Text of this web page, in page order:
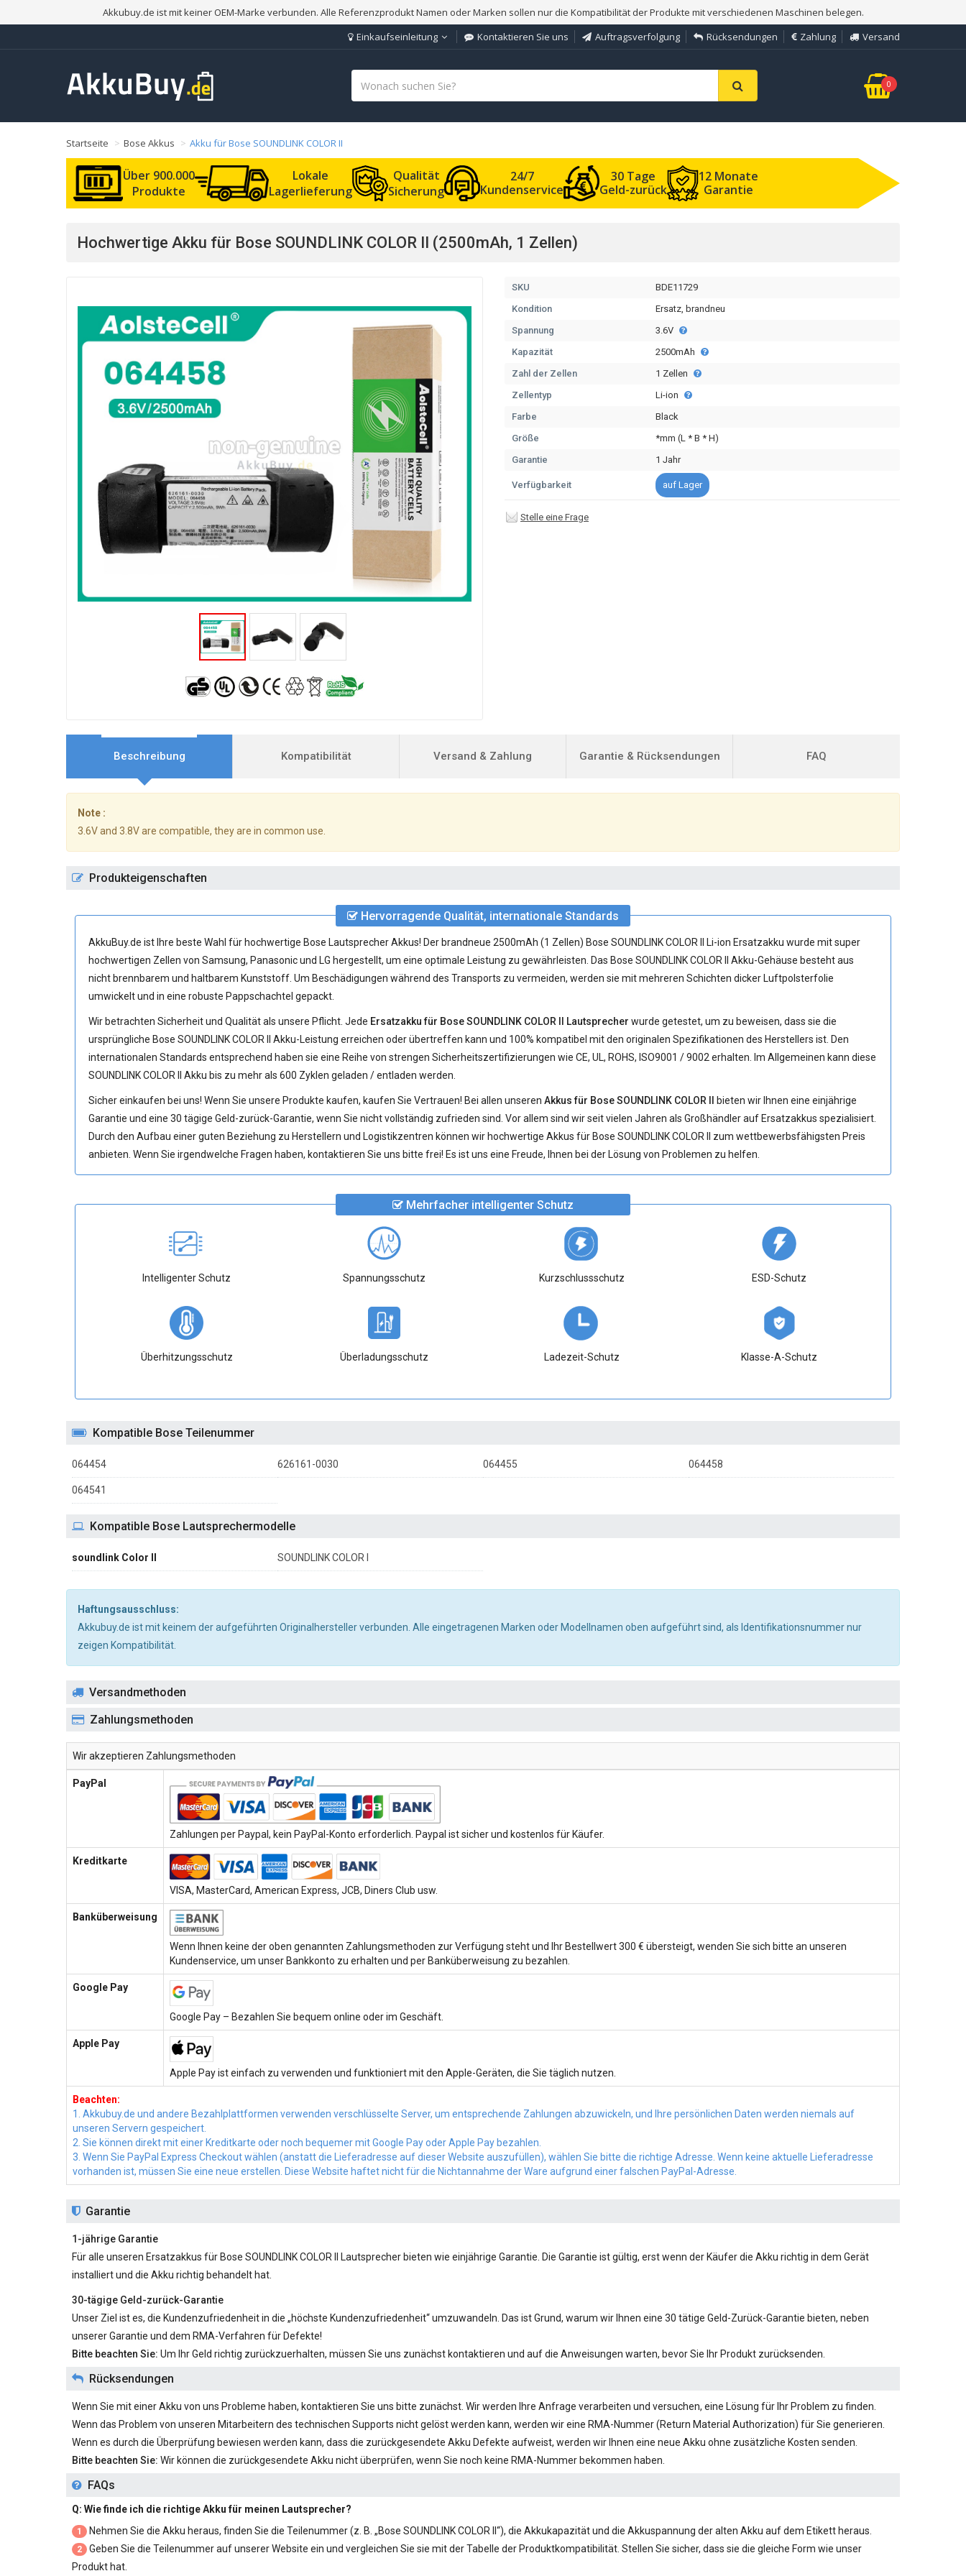
Akkubuy.de ist mit keiner OEM-Marke verbunden. Alle Referenzprodukt Namen oder Marken sollen nur die Kompatibilität der Produkte mit verschiedenen Maschinen belegen.
Einkaufseinleitung
Kontaktieren Sie uns Auftragsverfolgung Rücksendungen Zahlung Versand
0
Startseite Bose Akkus Akku für Bose SOUNDLINK COLOR II
Über 900.000
Produkte
Lokale
Lagerlieferung
Qualität
Sicherung
24/7
Kundenservice
30 Tage
Geld-zurück
12 Monate
Garantie
Hochwertige Akku für Bose SOUNDLINK COLOR II (2500mAh, 1 Zellen)
SKU
BDE11729
Kondition
Ersatz, brandneu
Spannung
3.6V
Kapazität
2500mAh
Zahl der Zellen
1 Zellen
Zellentyp
Li-ion
Farbe
Black
Größe
*mm (L * B * H)
Garantie
1 Jahr
Verfügbarkeit auf Lager
Stelle eine Frage
Beschreibung Kompatibilität Versand & Zahlung Garantie & Rücksendungen FAQ
Note :
3.6V and 3.8V are compatible, they are in common use.
Produkteigenschaften
Hervorragende Qualität, internationale Standards
AkkuBuy.de ist Ihre beste Wahl für hochwertige Bose Lautsprecher Akkus! Der brandneue 2500mAh (1 Zellen) Bose SOUNDLINK COLOR II Li-ion Ersatzakku wurde mit super
hochwertigen Zellen von Samsung, Panasonic und LG hergestellt, um eine optimale Leistung zu gewährleisten. Das Bose SOUNDLINK COLOR II Akku-Gehäuse besteht aus
nicht brennbarem und haltbarem Kunststoff. Um Beschädigungen während des Transports zu vermeiden, werden sie mit mehreren Schichten dicker Luftpolsterfolie
umwickelt und in eine robuste Pappschachtel gepackt.
Wir betrachten Sicherheit und Qualität als unsere Pflicht. Jede Ersatzakku für Bose SOUNDLINK COLOR II Lautsprecher wurde getestet, um zu beweisen, dass sie die
ursprüngliche Bose SOUNDLINK COLOR II Akku-Leistung erreichen oder übertreffen kann und 100% kompatibel mit den originalen Spezifikationen des Herstellers ist. Den
internationalen Standards entsprechend haben sie eine Reihe von strengen Sicherheitszertifizierungen wie CE, UL, ROHS, ISO9001 / 9002 erhalten. Im Allgemeinen kann diese
SOUNDLINK COLOR II Akku bis zu mehr als 600 Zyklen geladen / entladen werden.
Sicher einkaufen bei uns! Wenn Sie unsere Produkte kaufen, kaufen Sie Vertrauen! Bei allen unseren Akkus für Bose SOUNDLINK COLOR II
bieten wir Ihnen eine einjährige
Garantie und eine 30 tägige Geld-zurück-Garantie, wenn Sie nicht vollständig zufrieden sind. Vor allem sind wir seit vielen Jahren als Großhändler auf Ersatzakkus spezialisiert.
Durch den Aufbau einer guten Beziehung zu Herstellern und Logistikzentren können wir hochwertige Akkus für Bose SOUNDLINK COLOR II zum wettbewerbsfähigsten Preis
anbieten. Wenn Sie irgendwelche Fragen haben, kontaktieren Sie uns bitte frei! Es ist uns eine Freude, Ihnen bei der Lösung von Problemen zu helfen.
Mehrfacher intelligenter Schutz
Intelligenter Schutz Spannungsschutz Kurzschlussschutz ESD-Schutz
Überhitzungsschutz Überladungsschutz Ladezeit-Schutz Klasse-A-Schutz
Kompatible Bose Teilenummer
064454 626161-0030 064455 064458
064541
Kompatible Bose Lautsprechermodelle
soundlink Color II SOUNDLINK COLOR I
Haftungsausschluss:
Akkubuy.de ist mit keinem der aufgeführten Originalhersteller verbunden. Alle eingetragenen Marken oder Modellnamen oben aufgeführt sind, als Identifikationsnummer nur
zeigen Kompatibilität.
Versandmethoden
Zahlungsmethoden
Wir akzeptieren Zahlungsmethoden
PayPal
Zahlungen per Paypal, kein PayPal-Konto erforderlich. Paypal ist sicher und kostenlos für Käufer.
Kreditkarte
VISA, MasterCard, American Express, JCB, Diners Club usw.
Banküberweisung
Wenn Ihnen keine der oben genannten Zahlungsmethoden zur Verfügung steht und Ihr Bestellwert 300 € übersteigt, wenden Sie sich bitte an unseren
Kundenservice, um unser Bankkonto zu erhalten und per Banküberweisung zu bezahlen.
Google Pay
Google Pay – Bezahlen Sie bequem online oder im Geschäft.
Apple Pay
Apple Pay ist einfach zu verwenden und funktioniert mit den Apple-Geräten, die Sie täglich nutzen.
Beachten:
1. Akkubuy.de und andere Bezahlplattformen verwenden verschlüsselte Server, um entsprechende Zahlungen abzuwickeln, und Ihre persönlichen Daten werden niemals auf
unseren Servern gespeichert.
2. Sie können direkt mit einer Kreditkarte oder noch bequemer mit Google Pay oder Apple Pay bezahlen.
3. Wenn Sie PayPal Express Checkout wählen (anstatt die Lieferadresse auf dieser Website auszufüllen), wählen Sie bitte die richtige Adresse. Wenn keine aktuelle Lieferadresse
vorhanden ist, müssen Sie eine neue erstellen. Diese Website haftet nicht für die Nichtannahme der Ware aufgrund einer falschen PayPal-Adresse.
Garantie
1-jährige Garantie
Für alle unseren Ersatzakkus für Bose SOUNDLINK COLOR II
Lautsprecher bieten wie einjährige Garantie. Die Garantie ist gültig, erst wenn der Käufer die Akku richtig in dem Gerät
installiert und die Akku richtig behandelt hat.
30-tägige Geld-zurück-Garantie
Unser Ziel ist es, die Kundenzufriedenheit in die „höchste Kundenzufriedenheit“ umzuwandeln. Das ist Grund, warum wir Ihnen eine 30 tätige Geld-Zurück-Garantie bieten, neben
unserer Garantie und dem RMA-Verfahren für Defekte!
Bitte beachten Sie: Um Ihr Geld richtig zurückzuerhalten, müssen Sie uns zunächst kontaktieren und auf die Anweisungen warten, bevor Sie Ihr Produkt zurücksenden.
Rücksendungen
Wenn Sie mit einer Akku von uns Probleme haben, kontaktieren Sie uns bitte zunächst. Wir werden Ihre Anfrage verarbeiten und versuchen, eine Lösung für Ihr Problem zu finden.
Wenn das Problem von unseren Mitarbeitern des technischen Supports nicht gelöst werden kann, werden wir eine RMA-Nummer (Return Material Authorization) für Sie generieren.
Wenn es durch die Überprüfung bewiesen werden kann, dass die zurückgesendete Akku Defekte aufweist, werden wir Ihnen eine neue Akku ohne zusätzliche Kosten senden.
Bitte beachten Sie: Wir können die zurückgesendete Akku nicht überprüfen, wenn Sie noch keine RMA-Nummer bekommen haben.
FAQs
Q: Wie finde ich die richtige Akku für meinen Lautsprecher?
1 Nehmen Sie die Akku heraus, finden Sie die Teilenummer (z. B. „Bose SOUNDLINK COLOR II “), die Akkukapazität und die Akkuspannung der alten Akku auf dem Etikett heraus.
2
Geben Sie die Teilenummer auf unserer Website ein und vergleichen Sie sie mit der Tabelle der Produktkompatibilität. Stellen Sie sicher, dass sie die gleiche Form wie unser
Produkt hat.